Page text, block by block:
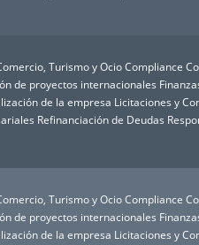
Turismo y Ocio Compliance
de proyectos internacionales
de la empresa Licitaciones y
Refinanciación de Deudas
Turismo y Ocio Compliance
de proyectos internacionales
de la empresa Licitaciones y